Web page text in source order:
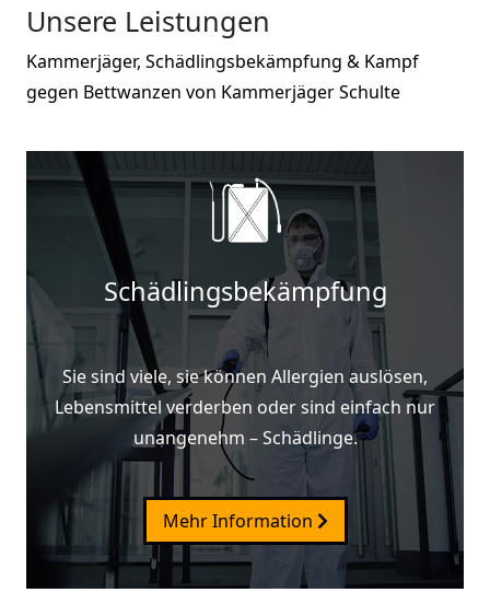
Unsere Leistungen
Kammerjäger, Schädlingsbekämpfung & Kampf
gegen Bettwanzen von Kammerjäger Schulte
Schädlingsbekämpfung
Sie sind viele, sie können Allergien auslösen,
Lebensmittel verderben oder sind einfach nur
unangenehm – Schädlinge.
Mehr Information